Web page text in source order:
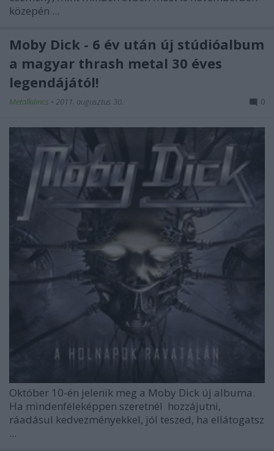
közepén ...
Moby Dick - 6 év után új stúdióalbum
a magyar thrash metal 30 éves
legendájától!
Metalkilincs • 2011. augusztus 30. 0
Október 10-én jelenik meg a Moby Dick új albuma.
Ha mindenféleképpen szeretnél hozzájutni,
ráadásul kedvezményekkel, jól teszed, ha ellátogatsz
...